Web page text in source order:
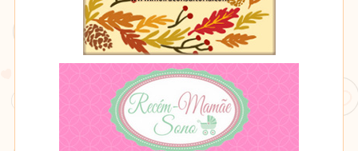
Moira
Consultoria
em
Amamentação
&
Educação
Consultoria
de
Sono
-
Recém